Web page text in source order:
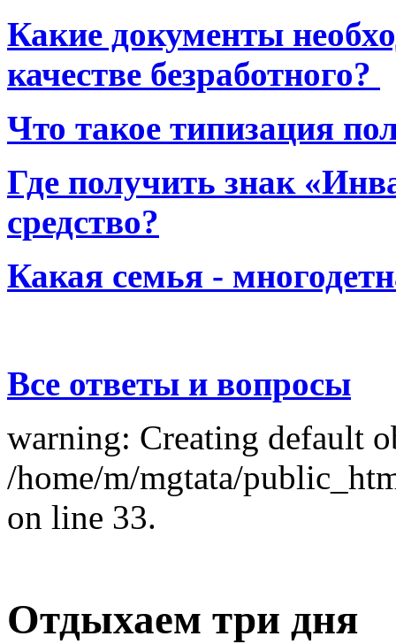
Какие документы
качестве безработного?
Что такое типизация
Где получить знак
средство?
Какая семья -
Все ответы и вопросы
warning: Creating default
/home/m/mgtata/
on line 33.
Отдыхаем три дня